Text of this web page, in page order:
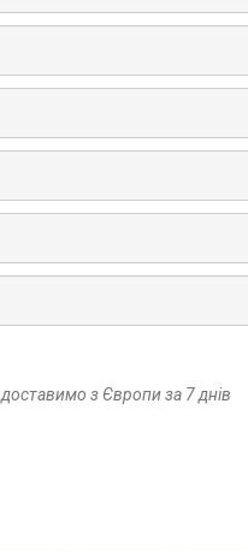
з Європи за 7 днів